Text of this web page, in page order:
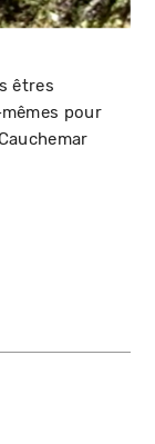
êtres
pour